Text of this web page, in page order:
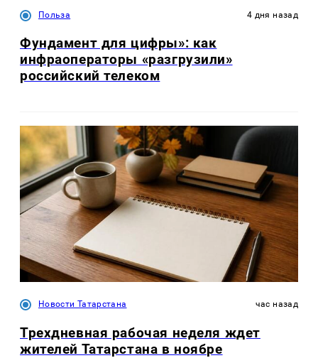
Польза 4 дня назад
Фундамент для цифры»: как
инфраоператоры «разгрузили»
российский телеком
Новости Татарстана час назад
Трехдневная рабочая неделя ждет
жителей Татарстана в ноябре